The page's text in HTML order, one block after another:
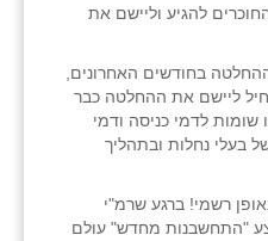
להגיע וליישם את
בחודשים האחרונים,
ליישם את ההחלטה כבר
לדמי כניסה ודמי
בעלי נחלות ובתהליך
רשמי! ברגע שרמ"י
"התחשבנות מחדש" עולם